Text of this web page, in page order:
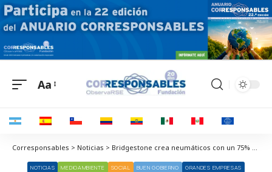
Aa
Corresponsables > Noticias > Bridgestone crea neumáticos con un 75% de materiales reciclados y renovables
NOTICIAS MEDIOAMBIENTE SOCIAL BUEN GOBIERNO
GRANDES EMPRESAS